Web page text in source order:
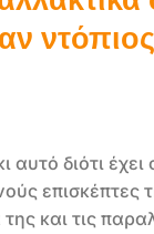
αυτό διότι
και τις